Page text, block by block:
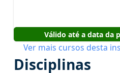
Válido até a data da
Ver mais cursos desta
Disciplinas